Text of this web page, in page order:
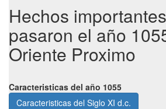
Hechos
pasaron el año
Oriente Proximo
Caracteristicas del año 1055
Caracteristicas del Siglo XI d.c.